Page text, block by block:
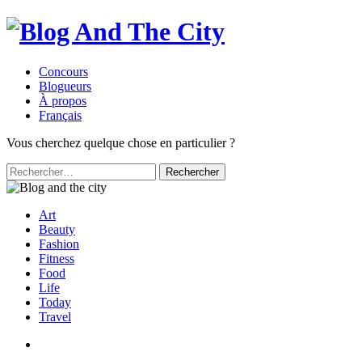
Concours
Blogueurs
À propos
Français
Vous cherchez quelque chose en particulier ?
Rechercher :
Art
Beauty
Fashion
Fitness
Food
Life
Today
Travel